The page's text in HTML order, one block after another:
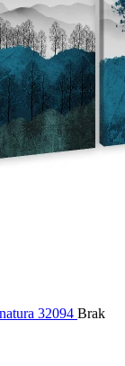
32094 Brak